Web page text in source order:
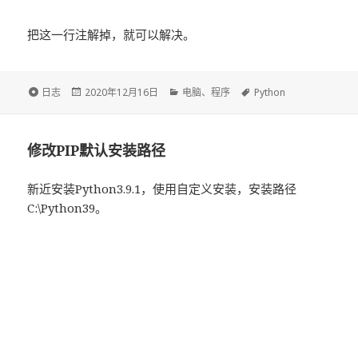
把这一行注解掉，就可以解决。
格
日志
发
2020年12月16日
分
电脑、程序
标
Python
修改PIP默认安装路径
新近安装Python3.9.1，使用自定义安装，安装路径
C:\Python39。